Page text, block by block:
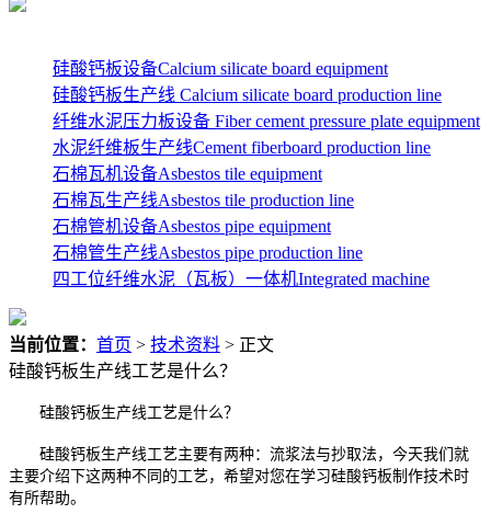
硅酸钙板设备Calcium silicate board equipment
硅酸钙板生产线 Calcium silicate board production line
纤维水泥压力板设备 Fiber cement pressure plate equipment
水泥纤维板生产线Cement fiberboard production line
石棉瓦机设备Asbestos tile equipment
石棉瓦生产线Asbestos tile production line
石棉管机设备Asbestos pipe equipment
石棉管生产线Asbestos pipe production line
四工位纤维水泥（瓦板）一体机Integrated machine
当前位置： 首页 > 技术资料 > 正文
硅酸钙板生产线工艺是什么？
硅酸钙板生产线工艺是什么？
硅酸钙板生产线工艺主要有两种：流浆法与抄取法，今天我们就
主要介绍下这两种不同的工艺，希望对您在学习硅酸钙板制作技术时
有所帮助。